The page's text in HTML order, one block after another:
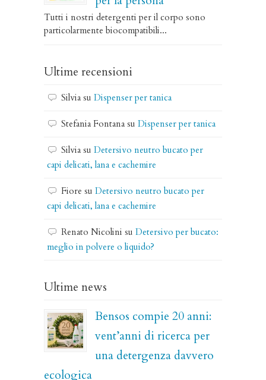
Tutti i nostri detergenti per il corpo sono
particolarmente biocompatibili...
Ultime recensioni
Silvia su Dispenser per tanica
Stefania Fontana su Dispenser per tanica
Silvia su Detersivo neutro bucato per
capi delicati, lana e cachemire
Fiore su Detersivo neutro bucato per
capi delicati, lana e cachemire
Renato Nicolini su Detersivo per bucato:
meglio in polvere o liquido?
Ultime news
Bensos compie 20 anni:
vent’anni di ricerca per
una detergenza davvero
ecologica